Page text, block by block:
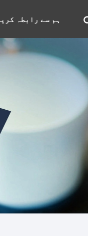
ہم سے رابطہ